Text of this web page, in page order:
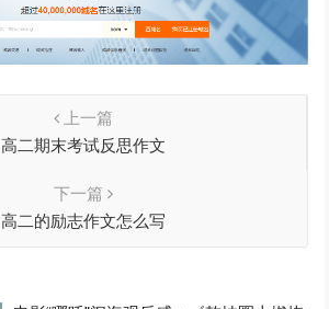
上一篇
高二期末考试反思作文
下一篇
高二的励志作文怎么写